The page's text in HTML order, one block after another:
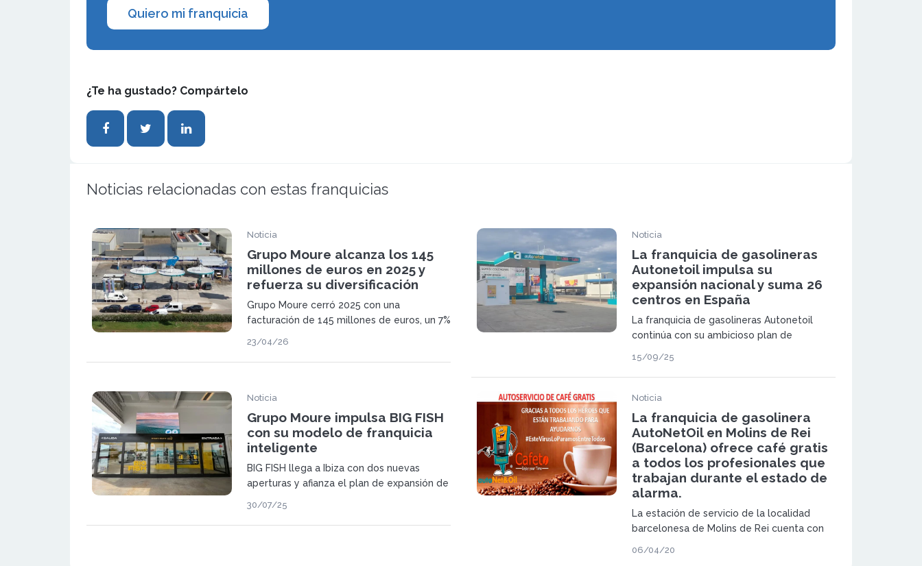
Quiero mi franquicia
¿Te ha gustado? Compártelo
Noticias relacionadas con estas franquicias
Noticia
Grupo Moure alcanza los 145
millones de euros en 2025 y
refuerza su diversificación
Grupo Moure cerró 2025 con una
facturación de 145 millones de euros, un 7%
su estrategia de diversificación y consolida
nuevas líneas de negocio mientras refuerza
23/04/26
Noticia
La franquicia de gasolineras
Autonetoil impulsa su
expansión nacional y suma 26
centros en España
La franquicia de gasolineras Autonetoil
continúa con su ambicioso plan de
en España. Con un modelo de gasolineras
“Quality Low Cost”, la compañía refuerza su
posición como referente del sector.
15/09/25
Noticia
Grupo Moure impulsa BIG FISH
con su modelo de franquicia
inteligente
BIG FISH llega a Ibiza con dos nuevas
aperturas y afianza el plan de expansión de
tecnológicas, conectadas y eficientes.
30/07/25
Noticia
La franquicia de gasolinera
AutoNetOil en Molins de Rei
(Barcelona) ofrece café gratis
a todos los profesionales que
trabajan durante el estado de
alarma.
La estación de servicio de la localidad
barcelonesa de Molins de Rei cuenta con
06/04/20